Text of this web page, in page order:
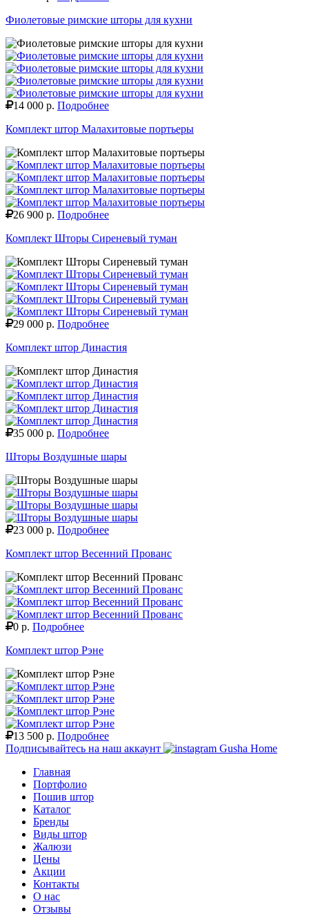
Фиолетовые римские шторы для кухни
14 000 р. Подробнее
Комплект штор Малахитовые портьеры
26 900 р. Подробнее
Комплект Шторы Сиреневый туман
29 000 р. Подробнее
Комплект штор Династия
35 000 р. Подробнее
Шторы Воздушные шары
23 000 р. Подробнее
Комплект штор Весенний Прованс
0 р. Подробнее
Комплект штор Рэне
13 500 р. Подробнее
Подписывайтесь на наш аккаунт
Gusha Home
Главная
Портфолио
Пошив штор
Каталог
Бренды
Виды штор
Жалюзи
Цены
Акции
Контакты
О нас
Отзывы